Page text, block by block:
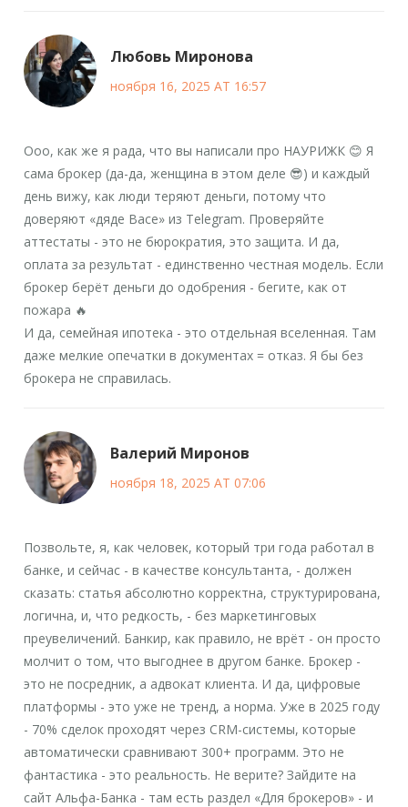
Любовь Миронова
ноября 16, 2025 AT 16:57
Ооо, как же я рада, что вы написали про НАУРИЖК 😊 Я
сама брокер (да-да, женщина в этом деле 😎) и каждый
день вижу, как люди теряют деньги, потому что
доверяют «дяде Васе» из Telegram. Проверяйте
аттестаты - это не бюрократия, это защита. И да,
оплата за результат - единственно честная модель. Если
брокер берёт деньги до одобрения - бегите, как от
пожара 🔥
И да, семейная ипотека - это отдельная вселенная. Там
даже мелкие опечатки в документах = отказ. Я бы без
брокера не справилась.
Валерий Миронов
ноября 18, 2025 AT 07:06
Позвольте, я, как человек, который три года работал в
банке, и сейчас - в качестве консультанта, - должен
сказать: статья абсолютно корректна, структурирована,
логична, и, что редкость, - без маркетинговых
преувеличений. Банкир, как правило, не врёт - он просто
молчит о том, что выгоднее в другом банке. Брокер -
это не посредник, а адвокат клиента. И да, цифровые
платформы - это уже не тренд, а норма. Уже в 2025 году
- 70% сделок проходят через CRM-системы, которые
автоматически сравнивают 300+ программ. Это не
фантастика - это реальность. Не верите? Зайдите на
сайт Альфа-Банка - там есть раздел «Для брокеров» - и